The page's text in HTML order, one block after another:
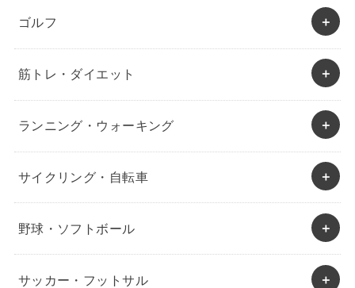
ゴルフ
筋トレ・ダイエット
ランニング・ウォーキング
サイクリング・自転車
野球・ソフトボール
サッカー・フットサル